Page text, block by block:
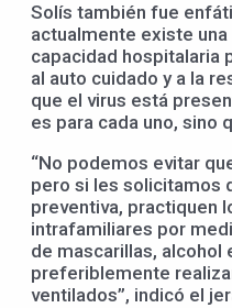
Solís también fue
actualmente existe
capacidad hospitalaria
al auto cuidado y a la
que el virus está
es para cada uno, sino
“No podemos evitar
pero si les solicitamos
preventiva, practiquen
intrafamiliares por
de mascarillas, alcohol
preferiblemente
ventilados”, indicó el